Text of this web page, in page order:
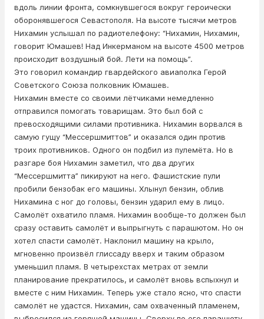
вдоль линии фронта, сомкнувшегося вокруг героически
оборонявшегося Севастополя. На высоте тысячи метров
Нихамин услышал по радиотелефону: “Нихамин, Нихамин,
говорит Юмашев! Над Инкерманом на высоте 4500 метров
происходит воздушный бой. Лети на помощь”.
Это говорил командир гвардейского авиаполка Герой
Советского Союза полковник Юмашев.
Нихамин вместе со своими лётчиками немедленно
отправился помогать товарищам. Это был бой с
превосходящими силами противника. Нихамин ворвался в
самую гущу “Мессершмиттов” и оказался один против
троих противников. Одного он подбил из пулемёта. Но в
разгаре боя Нихамин заметил, что два других
“Мессершмитта” пикируют на него. Фашистские пули
пробили бензобак его машины. Хлынул бензин, облив
Нихамина с ног до головы, бензин ударил ему в лицо.
Самолёт охватило пламя. Нихамин вообще-то должен был
сразу оставить самолёт и выпрыгнуть с парашютом. Но он
хотел спасти самолёт. Наклонил машину на крыло,
мгновенно произвёл глиссаду вверх и таким образом
уменьшил пламя. В четырехстах метрах от земли
планирование прекратилось, и самолёт вновь вспыхнул и
вместе с ним Нихамин. Теперь уже стало ясно, что спасти
самолёт не удастся. Нихамин, сам охваченный пламенем,